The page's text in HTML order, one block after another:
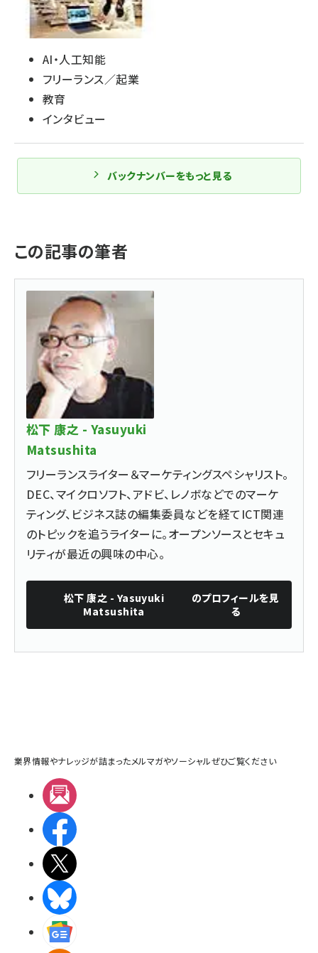
AI・人工知能
フリーランス／起業
教育
インタビュー
バックナンバーをもっと見る
この記事の筆者
松下 康之 - Yasuyuki
Matsushita
フリーランスライター＆マーケティングスペシャリスト。
DEC、マイクロソフト、アドビ、レノボなどでのマーケ
ティング、ビジネス誌の編集委員などを経てICT関連
のトピックを追うライターに。オープンソースとセキュ
リティが最近の興味の中心。
松下 康之 - Yasuyuki
Matsushita
のプロフィールを見
る
業界情報やナレッジが詰まったメルマガやソーシャルぜひご覧ください